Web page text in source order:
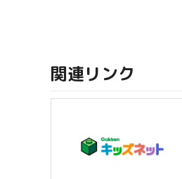
関連リンク